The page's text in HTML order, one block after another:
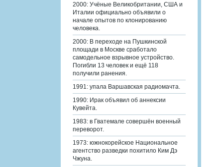
2000: Учёные Великобритании, США и
Италии официально объявили о
начале опытов по клонированию
человека.
2000: В переходе на Пушкинской
площади в Москве сработало
самодельное взрывное устройство.
Погибли 13 человек и ещё 118
получили ранения.
1991: упала Варшавская радиомачта.
1990: Ирак объявил об аннексии
Кувейта.
1983: в Гватемале совершён военный
переворот.
1973: южнокорейское Национальное
агентство разведки похитило Ким Дэ
Чжуна.